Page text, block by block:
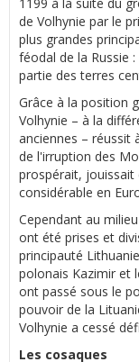
de Volhynie par le
plus grandes
féodal de la Russie
partie des terres
Grâce à la position
Volhynie – à la
anciennes – réussit
de l'irruption des
prospérait, jouissait
considérable en
Cependant au
ont été prises et
principauté
polonais Kazimir et
ont passé sous le
pouvoir de la
Volhynie a cessé
Les cosaques